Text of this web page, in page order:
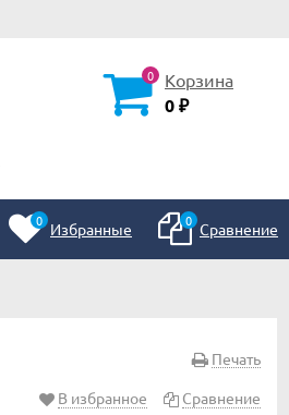
0 Корзина
0 ₽
0 Избранные 0 Сравнение
Печать
В избранное Сравнение